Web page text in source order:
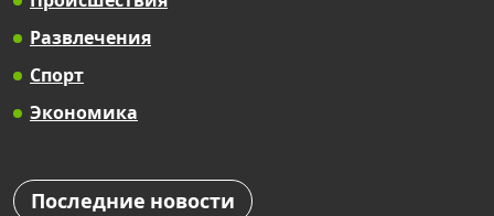
Развлечения
Спорт
Экономика
Последние новости